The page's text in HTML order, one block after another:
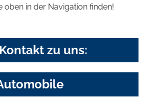
oben in der Navigation finden!
zu uns: